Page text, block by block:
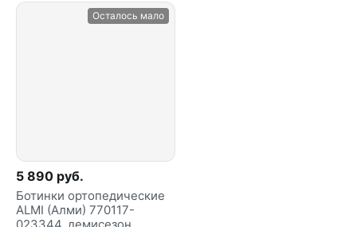
Осталось мало
5 890 руб.
Ботинки ортопедические
ALMI (Алми) 770117-